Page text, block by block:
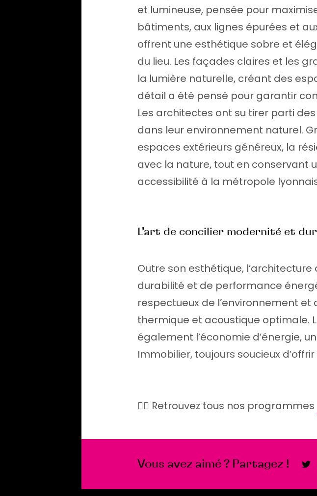
et lumineuse, pensée pour
bâtiments, aux lignes épurées et
offrent une esthétique sobre et
du lieu. Les façades claires et les
la lumière naturelle, créant des
détail a été pensé pour garantir
Les architectes ont su tirer parti
dans leur environnement naturel.
espaces extérieurs généreux, la
avec la nature, tout en conservant
accessibilité à la métropole
L’art de concilier modernité et
Outre son esthétique,
durabilité et de performance
respectueux de l’environnement
thermique et acoustique optimale.
également l’économie d’énergie,
Immobilier, toujours soucieux
👉🏻 Retrouvez tous nos programmes
Vous avez aimé ? Partagez !